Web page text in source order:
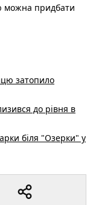
можна придбати
затопило
до рівня в
біля "Озерки" у